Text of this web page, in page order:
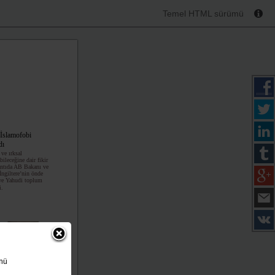
Temel HTML sürümü
ırksal
dair fikir
AB Bakanı ve
önde
Yahudi toplum